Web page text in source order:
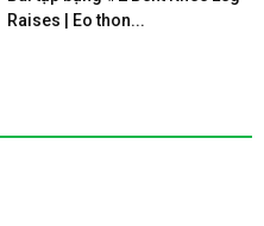
Raises | Eo thon...